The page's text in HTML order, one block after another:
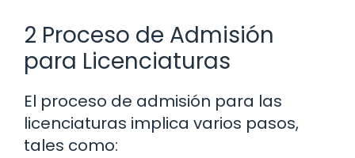
2 Proceso de Admisión
para Licenciaturas
El proceso de admisión para las
licenciaturas implica varios pasos,
tales como: